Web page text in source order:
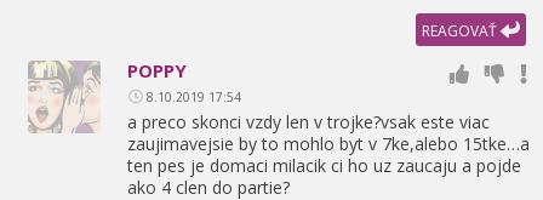
REAGOVAŤ
POPPY
8.10.2019 17:54
a preco skonci vzdy len v trojke?vsak este viac
zaujimavejsie by to mohlo byt v 7ke,alebo 15tke…a
ten pes je domaci milacik ci ho uz zaucaju a pojde
ako 4 clen do partie?